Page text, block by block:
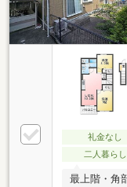
礼金なし
二人暮らし
最上階・角